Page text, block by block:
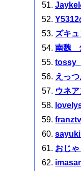
Jaykel
Y5312
ズキュ
南魏
えっ
ウネ
おじゃ